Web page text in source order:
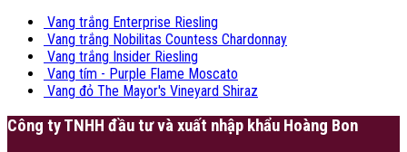
Vang trắng Enterprise Riesling
Vang trắng Nobilitas Countess Chardonnay
Vang trắng Insider Riesling
Vang tím - Purple Flame Moscato
Vang đỏ The Mayor's Vineyard Shiraz
Công ty TNHH đầu tư và xuất nhập khẩu Hoàng Bon